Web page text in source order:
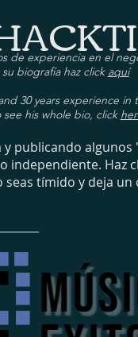
de experiencia en el
biografía haz click aquí
30 years experience in
his whole bio, click
publicando algunos
Haz
tímido y deja